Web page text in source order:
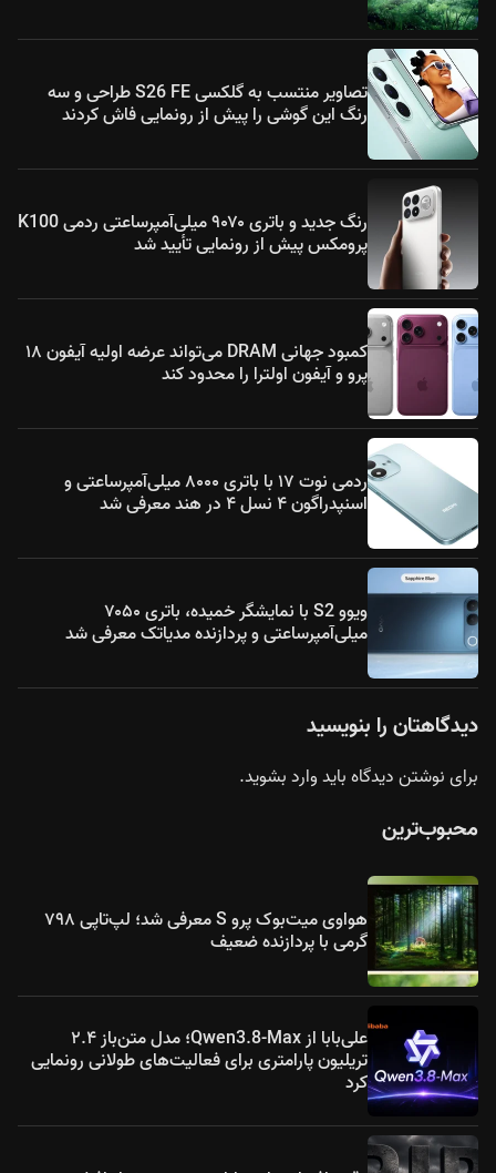
تصاویر منتسب به گلکسی S26 FE طراحی و سه
رنگ این گوشی را پیش از رونمایی فاش کردند
رنگ جدید و باتری ۹۰۷۰ میلی‌آمپرساعتی ردمی K100
پرومکس پیش از رونمایی تأیید شد
کمبود جهانی DRAM می‌تواند عرضه اولیه آیفون ۱۸
پرو و آیفون اولترا را محدود کند
ردمی نوت ۱۷ با باتری ۸۰۰۰ میلی‌آمپرساعتی و
اسنپدراگون ۴ نسل ۴ در هند معرفی شد
ویوو S2 با نمایشگر خمیده، باتری ۷۰۵۰
میلی‌آمپرساعتی و پردازنده مدیاتک معرفی شد
دیدگاهتان را بنویسید
برای نوشتن دیدگاه بایدوارد بشوید.
محبوب‌ترین
هواوی میت‌بوک پرو S معرفی شد؛ لپ‌تاپی ۷۹۸
گرمی با پردازنده ضعیف
علی‌بابا از Qwen3.8-Max؛ مدل متن‌باز ۲.۴
تریلیون پارامتری برای فعالیت‌های طولانی رونمایی
کرد